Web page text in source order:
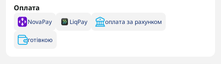
Оплата
NovaPay LiqPay оплата за рахунком
готівкою